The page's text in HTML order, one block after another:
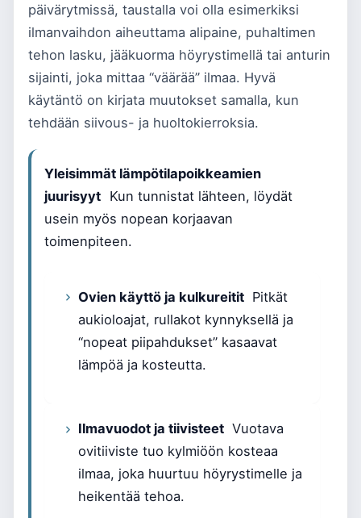
päivärytmissä, taustalla voi olla esimerkiksi
ilmanvaihdon aiheuttama alipaine, puhaltimen
tehon lasku, jääkuorma höyrystimellä tai anturin
sijainti, joka mittaa “väärää” ilmaa. Hyvä
käytäntö on kirjata muutokset samalla, kun
tehdään siivous- ja huoltokierroksia.
Yleisimmät lämpötilapoikkeamien
juurisyyt Kun tunnistat lähteen, löydät
usein myös nopean korjaavan
toimenpiteen.
Ovien käyttö ja kulkureitit Pitkät
aukioloajat, rullakot kynnyksellä ja
“nopeat piipahdukset” kasaavat
lämpöä ja kosteutta.
Ilmavuodot ja tiivisteet Vuotava
ovitiiviste tuo kylmiöön kosteaa
ilmaa, joka huurtuu höyrystimelle ja
heikentää tehoa.